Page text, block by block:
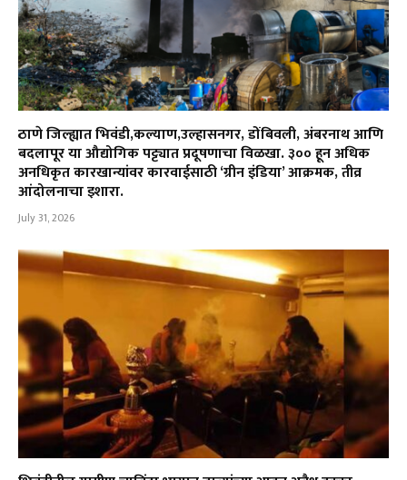
ठाणे जिल्ह्यात भिवंडी,कल्याण,उल्हासनगर, डोंबिवली, अंबरनाथ आणि
बदलापूर या औद्योगिक पट्ट्यात प्रदूषणाचा विळखा. ३०० हून अधिक
अनधिकृत कारखान्यांवर कारवाईसाठी ‘ग्रीन इंडिया’ आक्रमक, तीव्र
आंदोलनाचा इशारा.
July 31, 2026